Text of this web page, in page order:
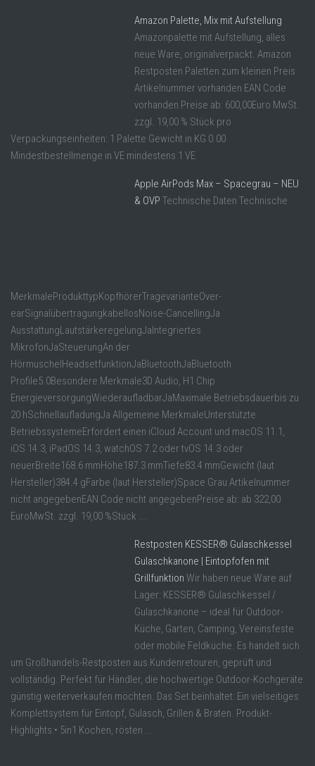
Amazon Palette, Mix mit Aufstellung
Amazonpalette mit Aufstellung, alles
neue Ware, originalverpackt. Amazon
Restposten Paletten zum kleinen Preis
Artikelnummer vorhanden EAN Code
vorhanden Preise ab: 600,00Euro MwSt.
zzgl. 19,00 % Stück pro
Verpackungseinheiten: 1 Palette Gewicht in KG 0.00
Mindestbestellmenge in VE mindestens 1 VE
Apple AirPods Max – Spacegrau – NEU
& OVP Technische Daten Technische
MerkmaleProdukttypKopfhörerTragevarianteOver-
earSignalübertragungkabellosNoise-CancellingJa
AusstattungLautstärkeregelungJaIntegriertes
MikrofonJaSteuerungAn der
HörmuschelHeadsetfunktionJaBluetoothJaBluetooth
Profile5.0Besondere Merkmale3D Audio, H1 Chip
EnergieversorgungWiederaufladbarJaMaximale Betriebsdauerbis zu
20 hSchnellaufladungJa Allgemeine MerkmaleUnterstützte
BetriebssystemeErfordert einen iCloud Account und macOS 11.1,
iOS 14.3, iPadOS 14.3, watchOS 7.2 oder tvOS 14.3 oder
neuerBreite168.6 mmHöhe187.3 mmTiefe83.4 mmGewicht (laut
Hersteller)384.4 gFarbe (laut Hersteller)Space Grau Artikelnummer
nicht angegebenEAN Code nicht angegebenPreise ab: ab 322,00
EuroMwSt. zzgl. 19,00 %Stück ...
Restposten KESSER® Gulaschkessel
Gulaschkanone | Eintopfofen mit
Grillfunktion Wir haben neue Ware auf
Lager: KESSER® Gulaschkessel /
Gulaschkanone – ideal für Outdoor-
Küche, Garten, Camping, Vereinsfeste
oder mobile Feldküche. Es handelt sich
um Großhandels-Restposten aus Kundenretouren, geprüft und
vollständig. Perfekt für Händler, die hochwertige Outdoor-Kochgeräte
günstig weiterverkaufen möchten. Das Set beinhaltet: Ein vielseitiges
Komplettsystem für Eintopf, Gulasch, Grillen & Braten. Produkt-
Highlights:• 5in1 Kochen, rösten ...